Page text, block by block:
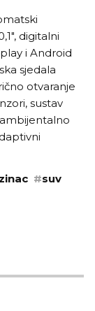
digitalni
i Android
sjedala
otvaranje
sustav
#suv